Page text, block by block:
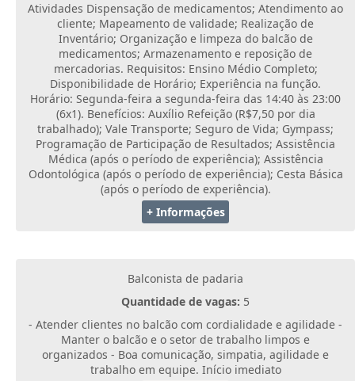
Atividades Dispensação de medicamentos; Atendimento ao
cliente; Mapeamento de validade; Realização de
Inventário; Organização e limpeza do balcão de
medicamentos; Armazenamento e reposição de
mercadorias. Requisitos: Ensino Médio Completo;
Disponibilidade de Horário; Experiência na função.
Horário: Segunda-feira a segunda-feira das 14:40 às 23:00
(6x1). Benefícios: Auxílio Refeição (R$7,50 por dia
trabalhado); Vale Transporte; Seguro de Vida; Gympass;
Programação de Participação de Resultados; Assistência
Médica (após o período de experiência); Assistência
Odontológica (após o período de experiência); Cesta Básica
(após o período de experiência).
+ Informações
Balconista de padaria
Quantidade de vagas: 5
- Atender clientes no balcão com cordialidade e agilidade -
Manter o balcão e o setor de trabalho limpos e
organizados - Boa comunicação, simpatia, agilidade e
trabalho em equipe. Início imediato